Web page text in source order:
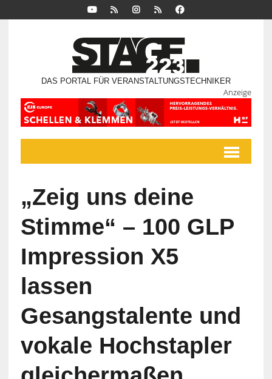
DAS PORTAL FÜR VERANSTALTUNGSTECHNIKER
Anzeige
„Zeig uns deine
Stimme“ – 100 GLP
Impression X5
lassen
Gesangstalente und
vokale Hochstapler